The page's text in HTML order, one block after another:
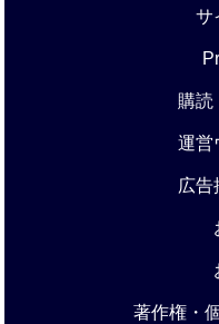
サ
購読
運営
広告
著作権・